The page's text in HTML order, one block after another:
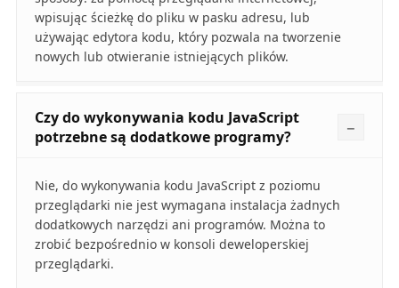
wpisując ścieżkę do pliku w pasku adresu, lub
używając edytora kodu, który pozwala na tworzenie
nowych lub otwieranie istniejących plików.
Czy do wykonywania kodu JavaScript
potrzebne są dodatkowe programy?
Nie, do wykonywania kodu JavaScript z poziomu
przeglądarki nie jest wymagana instalacja żadnych
dodatkowych narzędzi ani programów. Można to
zrobić bezpośrednio w konsoli deweloperskiej
przeglądarki.